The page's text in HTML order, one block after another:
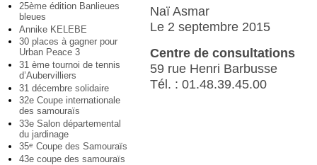
25ème édition Banlieues
bleues
Annike KELEBE
30 places à gagner pour
Urban Peace 3
31 ème tournoi de tennis
d’Aubervilliers
31 décembre solidaire
32e Coupe internationale
des samouraïs
33e Salon départemental
du jardinage
35e Coupe des Samouraïs
43e coupe des samouraïs
Naï Asmar
Le 2 septembre 2015
Centre de consultations
59 rue Henri Barbusse
Tél. : 01.48.39.45.00